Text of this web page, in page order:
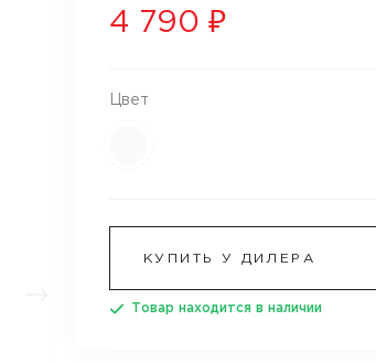
4 790 ₽
Цвет
КУПИТЬ У ДИЛЕРА
Товар находится в наличии